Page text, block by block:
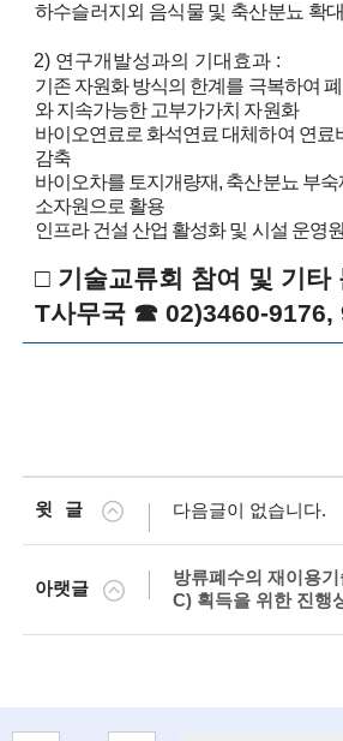
f
t
e
c
h
n
o
l
o
)
하수슬러지외 음식물 및 축산분뇨 확
2) 연구개발성과의 기대효과 :
기존 자원화 방식의 한계를 극복하여
와 지속가능한 고부가가치 자원화
바이오연료로 화석연료 대체하여 연료
감축
바이오차를 토지개량재, 축산분뇨 부숙
소자원으로 활용
인프라 건설 산업 활성화 및 시설 운영
□ 기술교류회 참여 및 기타
T사무국 ☎ 02)3460-9176,
윗글 다음글이 없습니다.
아랫글
방류폐수의 재이용
C) 획득을 위한 진행